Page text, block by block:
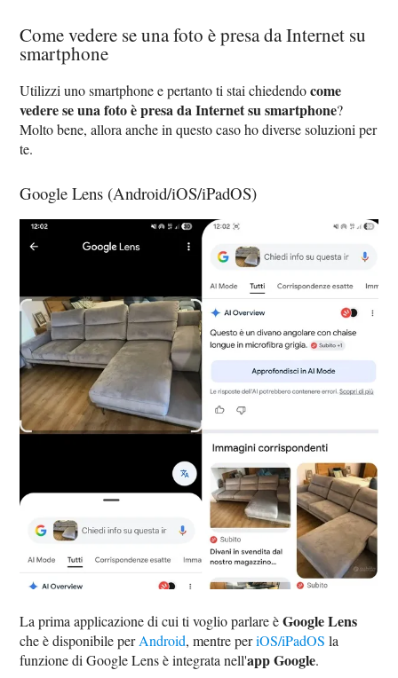
Come vedere se una foto è presa da Internet su
smartphone
Utilizzi uno smartphone e pertanto ti stai chiedendocome
vedere se una foto è presa da Internet su smartphone?
Molto bene, allora anche in questo caso ho diverse soluzioni per
te.
Google Lens (Android/iOS/iPadOS)
La prima applicazione di cui ti voglio parlare èGoogle Lens
che è disponibile perAndroid, mentre periOS/iPadOS la
funzione di Google Lens è integrata nell'app Google.